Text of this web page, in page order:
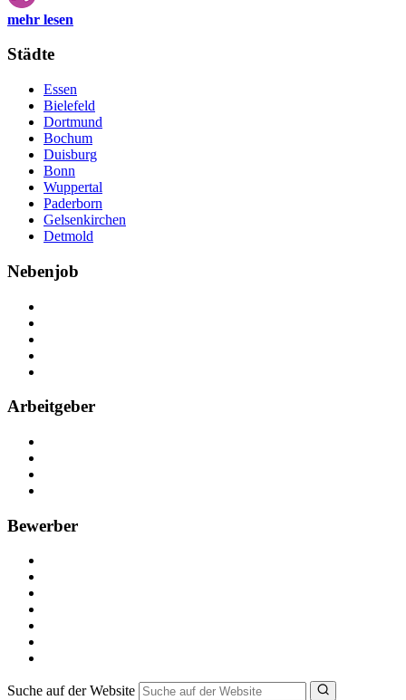
mehr lesen
Städte
Essen
Bielefeld
Dortmund
Bochum
Duisburg
Bonn
Wuppertal
Paderborn
Gelsenkirchen
Detmold
Nebenjob
Arbeitgeber
Bewerber
Suche auf der Website